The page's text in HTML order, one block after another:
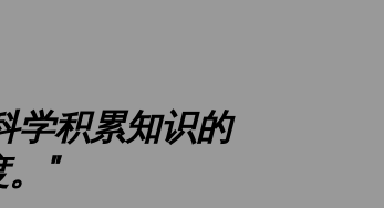
学积累知识的
"